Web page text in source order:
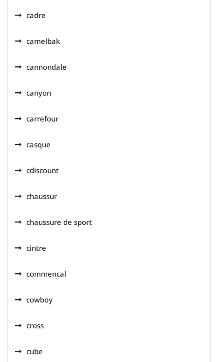
cadre
camelbak
cannondale
canyon
carrefour
casque
cdiscount
chaussur
chaussure de sport
cintre
commencal
cowboy
cross
cube